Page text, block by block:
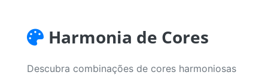
Harmonia de Cores
Descubra combinações de cores harmoniosas